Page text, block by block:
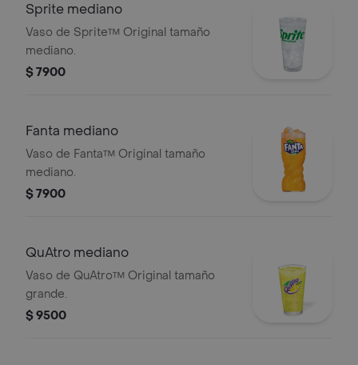
Sprite mediano
Vaso de Sprite™ Original tamaño
mediano.
$ 7900
Fanta mediano
Vaso de Fanta™ Original tamaño
mediano.
$ 7900
QuAtro mediano
Vaso de QuAtro™ Original tamaño
grande.
$ 9500